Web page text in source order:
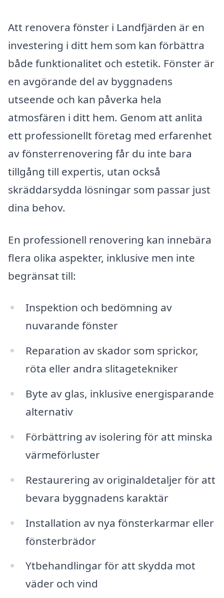
Att renovera fönster i Landfjärden är en
investering i ditt hem som kan förbättra
både funktionalitet och estetik. Fönster är
en avgörande del av byggnadens
utseende och kan påverka hela
atmosfären i ditt hem. Genom att anlita
ett professionellt företag med erfarenhet
av fönsterrenovering får du inte bara
tillgång till expertis, utan också
skräddarsydda lösningar som passar just
dina behov.
En professionell renovering kan innebära
flera olika aspekter, inklusive men inte
begränsat till:
Inspektion och bedömning av
nuvarande fönster
Reparation av skador som sprickor,
röta eller andra slitagetekniker
Byte av glas, inklusive energisparande
alternativ
Förbättring av isolering för att minska
värmeförluster
Restaurering av originaldetaljer för att
bevara byggnadens karaktär
Installation av nya fönsterkarmar eller
fönsterbrädor
Ytbehandlingar för att skydda mot
väder och vind